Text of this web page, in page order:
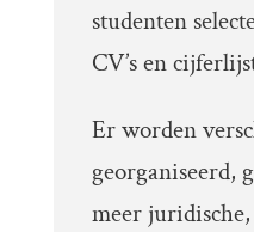
studenten
CV’s en
Er worden
georganiseerd,
meer